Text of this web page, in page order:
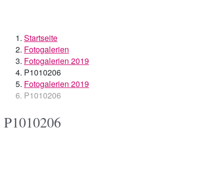
Startseite
Fotogalerien
Fotogalerien 2019
P1010206
Fotogalerien 2019
P1010206
P1010206